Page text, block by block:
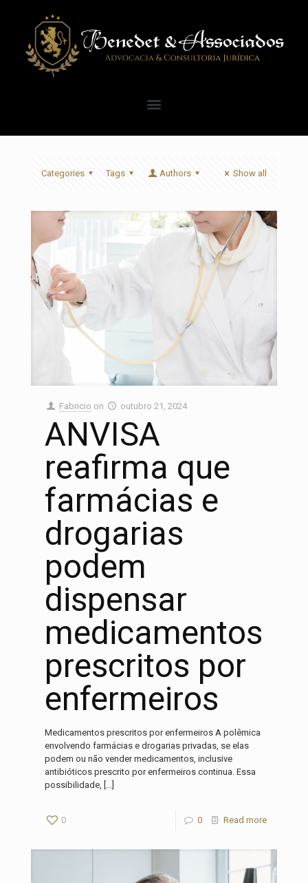
Categories Tags Authors Show all
Fabricio on outubro 21, 2024
ANVISA
reafirma que
farmácias e
drogarias
podem
dispensar
medicamentos
prescritos por
enfermeiros
Medicamentos prescritos por enfermeiros A polêmica
envolvendo farmácias e drogarias privadas, se elas
podem ou não vender medicamentos, inclusive
antibióticos prescrito por enfermeiros continua. Essa
possibilidade, […]
0 0 Read more